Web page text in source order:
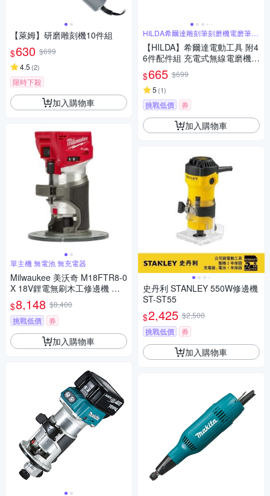
【萊姆】研磨雕刻機10件組
$630 $699
4.5 (2)
限時下殺
加入購物車
單主機 無電池 無充電器
Milwaukee 美沃奇 M18FTR8-0
X 18V鋰電無刷木工修邊機 單
主機 無電池 無充電器
$8,148 $8,400
挑戰低價
券
加入購物車
HILDA希爾達雕刻筆刻磨機電磨筆電
【HILDA】希爾達電動工具 附4
6件配件組 充電式無線電磨機/
電磨筆/雕刻筆/電動工具/刻磨機
$665 $699
5 (1)
挑戰低價 券
加入購物車
史丹利 STANLEY 550W修邊機
ST-ST55
$2,425 $2,500
挑戰低價
券
加入購物車